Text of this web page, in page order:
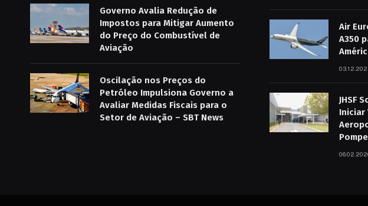
Governo Avalia Redução de
Impostos para Mitigar Aumento
do Preço do Combustível de
Aviação
Oscilação nos Preços do
Petróleo Impulsiona Governo a
Avaliar Medidas Fiscais para o
Setor de Aviação – SBT News
Air
A350
JHSF
Iniciar